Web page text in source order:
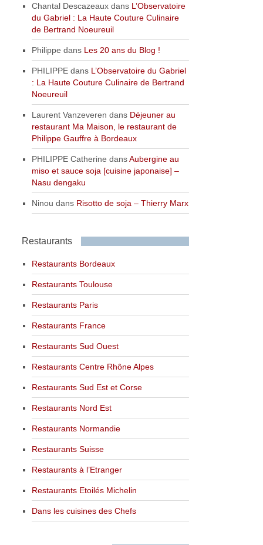
Chantal Descazeaux dans L’Observatoire
du Gabriel : La Haute Couture Culinaire
de Bertrand Noeureuil
Philippe dans Les 20 ans du Blog !
PHILIPPE dans L’Observatoire du Gabriel
: La Haute Couture Culinaire de Bertrand
Noeureuil
Laurent Vanzeveren dans Déjeuner au
restaurant Ma Maison, le restaurant de
Philippe Gauffre à Bordeaux
PHILIPPE Catherine dansAubergine au
miso et sauce soja [cuisine japonaise] –
Nasu dengaku
Ninou dans Risotto de soja – Thierry Marx
Restaurants
Restaurants Bordeaux
Restaurants Toulouse
Restaurants Paris
Restaurants France
Restaurants Sud Ouest
Restaurants Centre Rhône Alpes
Restaurants Sud Est et Corse
Restaurants Nord Est
Restaurants Normandie
Restaurants Suisse
Restaurants à l’Etranger
Restaurants Etoilés Michelin
Dans les cuisines des Chefs